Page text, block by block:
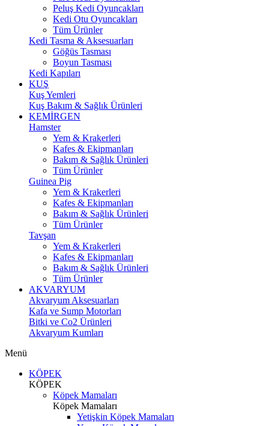
Peluş Kedi Oyuncakları
Kedi Otu Oyuncakları
Tüm Ürünler
Kedi Tasma & Aksesuarları
Göğüs Tasması
Boyun Tasması
Kedi Kapıları
KUŞ
Kuş Yemleri
Kuş Bakım & Sağlık Ürünleri
KEMİRGEN
Hamster
Yem & Krakerleri
Kafes & Ekipmanları
Bakım & Sağlık Ürünleri
Tüm Ürünler
Guinea Pig
Yem & Krakerleri
Kafes & Ekipmanları
Bakım & Sağlık Ürünleri
Tüm Ürünler
Tavşan
Yem & Krakerleri
Kafes & Ekipmanları
Bakım & Sağlık Ürünleri
Tüm Ürünler
AKVARYUM
Akvaryum Aksesuarları
Kafa ve Sump Motorları
Bitki ve Co2 Ürünleri
Akvaryum Kumları
Menü
KÖPEK
KÖPEK
Köpek Mamaları
Köpek Mamaları
Yetişkin Köpek Mamaları